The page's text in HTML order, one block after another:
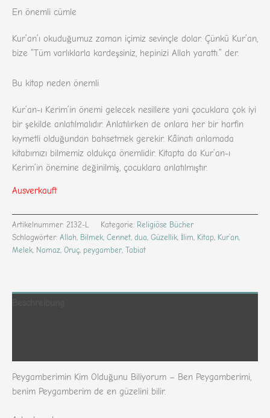
En önemli cümle
Kur’an’ı okuduğumuz zaman içimiz sevinçle dolar. Çünkü̈ Kur’an,
bize “Tüm varlıklarla kardeşsiniz, hepinizi Allah yarattı.” der.
Bu kitap neden önemli
Kur’an-ı Kerim’in önemi gelecek nesillere yani çocuklara çok iyi
bir şekilde anlatılmalıdır. Anlatılırken de onlara her bir harfin
kıymetli olduğundan bahsetmek gerekir. Kâinatı anlamada
kitabımızı bilmemiz oldukça önemlidir. Kitapta da Kur’an-ı
Kerim’in önemine değinilmiş, çocuklara anlatılmıştır.
Ausverkauft
Artikelnummer: 2132-L Kategorie: Religiöse Bücher
Schlagwörter: Allah, Bilmek, Cennet, dua, Güzellik, İlim, Kitap, Kur’an,
Melek, Namaz, Oruç, peygamber, Tabiat
Peygamberimin Kim Olduğunu Biliyorum – Ben Peygamberimi,
benim Peygamberim de en güzelini bilir.